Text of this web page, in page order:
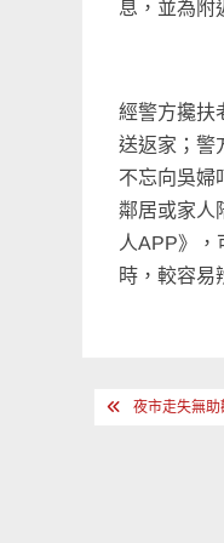
息，並為附
經警方攙扶
送返家；警
不忘向吳婦
鄰居或家人
人APP》，
時，較容易
文 夜市走失無